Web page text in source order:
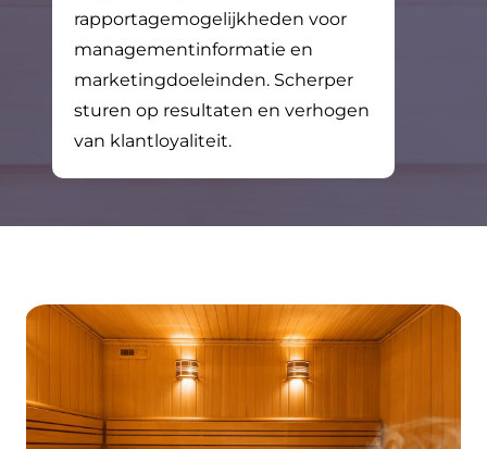
rapportagemogelijkheden voor
managementinformatie en
marketingdoeleinden. Scherper
sturen op resultaten en verhogen
van klantloyaliteit.